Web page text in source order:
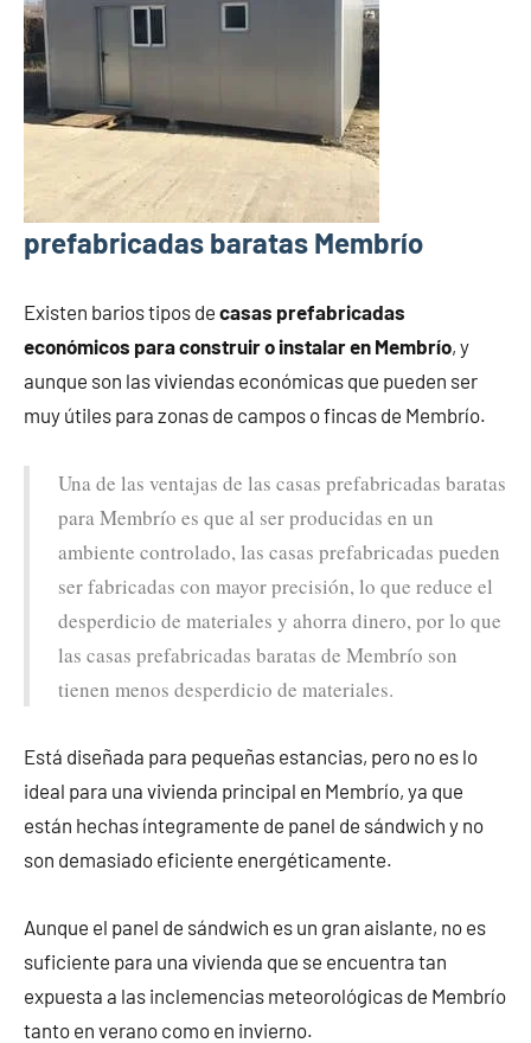
prefabricadas baratas Membrío
Existen barios tipos de casas prefabricadas
económicos para construir o instalar en Membrío, y
aunque son las viviendas económicas que pueden ser
muy útiles para zonas de campos o fincas de Membrío.
Una de las ventajas de las casas prefabricadas baratas
para Membrío es que al ser producidas en un
ambiente controlado, las casas prefabricadas pueden
ser fabricadas con mayor precisión, lo que reduce el
desperdicio de materiales y ahorra dinero, por lo que
las casas prefabricadas baratas de Membrío son
tienen menos desperdicio de materiales.
Está diseñada para pequeñas estancias, pero no es lo
ideal para una vivienda principal en Membrío, ya que
están hechas íntegramente de panel de sándwich y no
son demasiado eficiente energéticamente.
Aunque el panel de sándwich es un gran aislante, no es
suficiente para una vivienda que se encuentra tan
expuesta a las inclemencias meteorológicas de Membrío
tanto en verano como en invierno.